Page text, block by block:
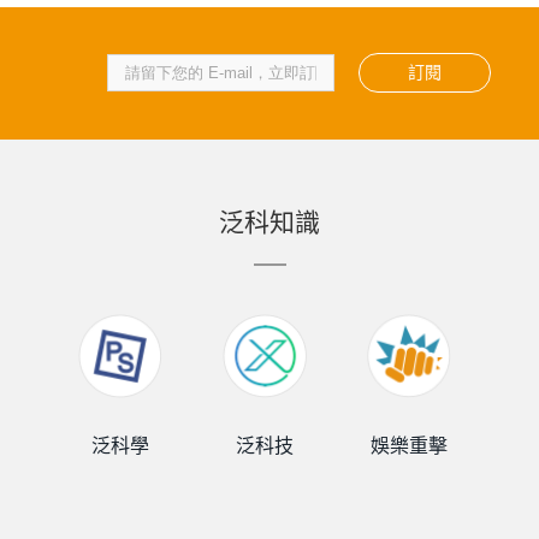
訂閱
泛科知識
泛科學 泛科技 娛樂重擊